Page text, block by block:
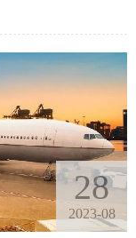
28
2023-08